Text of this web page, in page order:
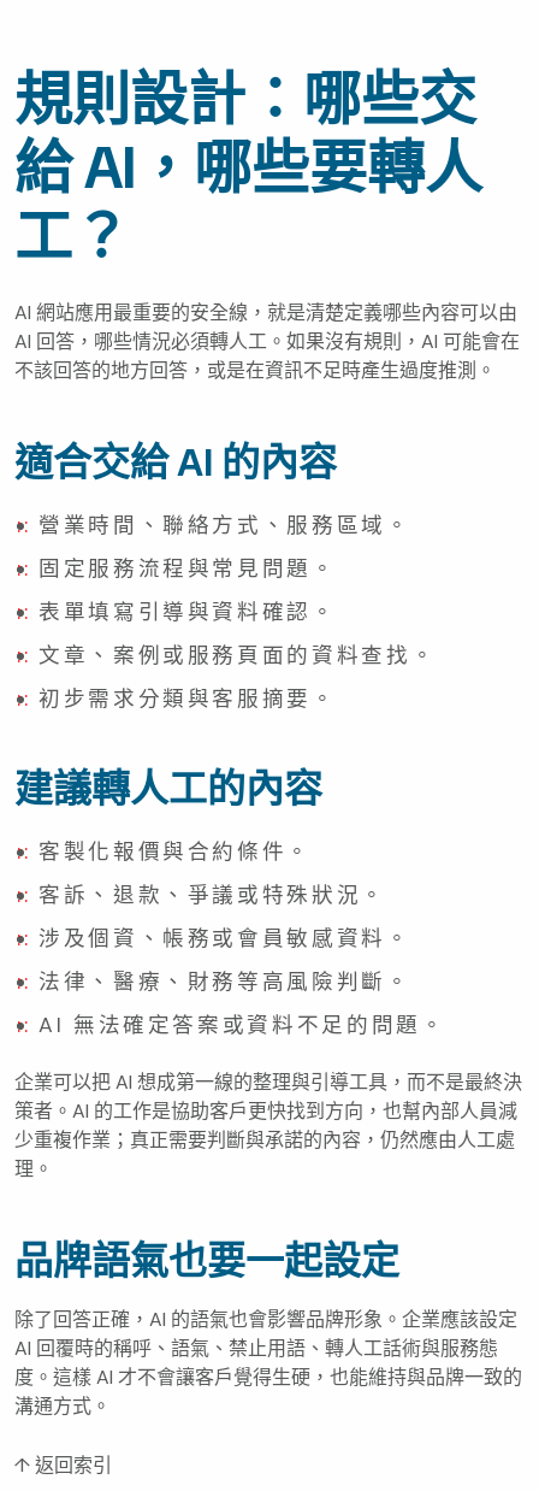
規則設計：哪些交
給 AI，哪些要轉人
工？
AI 網站應用最重要的安全線，就是清楚定義哪些內容可以由
AI 回答，哪些情況必須轉人工。如果沒有規則，AI 可能會在
不該回答的地方回答，或是在資訊不足時產生過度推測。
適合交給 AI 的內容
營業時間、聯絡方式、服務區域。
固定服務流程與常見問題。
表單填寫引導與資料確認。
文章、案例或服務頁面的資料查找。
初步需求分類與客服摘要。
建議轉人工的內容
客製化報價與合約條件。
客訴、退款、爭議或特殊狀況。
涉及個資、帳務或會員敏感資料。
法律、醫療、財務等高風險判斷。
AI 無法確定答案或資料不足的問題。
企業可以把 AI 想成第一線的整理與引導工具，而不是最終決
策者。AI 的工作是協助客戶更快找到方向，也幫內部人員減
少重複作業；真正需要判斷與承諾的內容，仍然應由人工處
理。
品牌語氣也要一起設定
除了回答正確，AI 的語氣也會影響品牌形象。企業應該設定
AI 回覆時的稱呼、語氣、禁止用語、轉人工話術與服務態
度。這樣 AI 才不會讓客戶覺得生硬，也能維持與品牌一致的
溝通方式。
↑ 返回索引